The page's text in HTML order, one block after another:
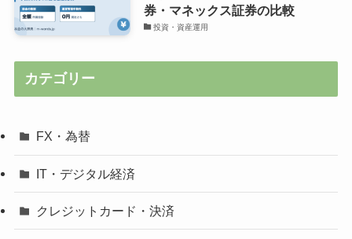
券・マネックス証券の比較
投資・資産運用
カテゴリー
FX・為替
IT・デジタル経済
クレジットカード・決済